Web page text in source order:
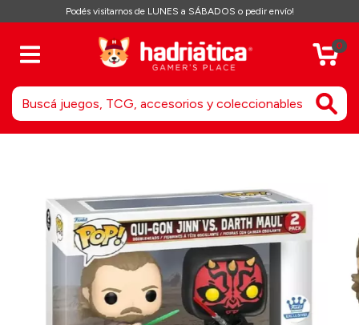
Podés visitarnos de LUNES a SÁBADOS o pedir envío!
0